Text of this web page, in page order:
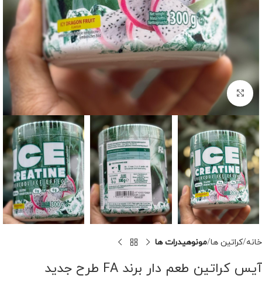
برای بزرگنمایی کلیک کنید
خانه کراتین ها مونوهیدرات ها
آیس کراتین طعم دار برند FA طرح جدید